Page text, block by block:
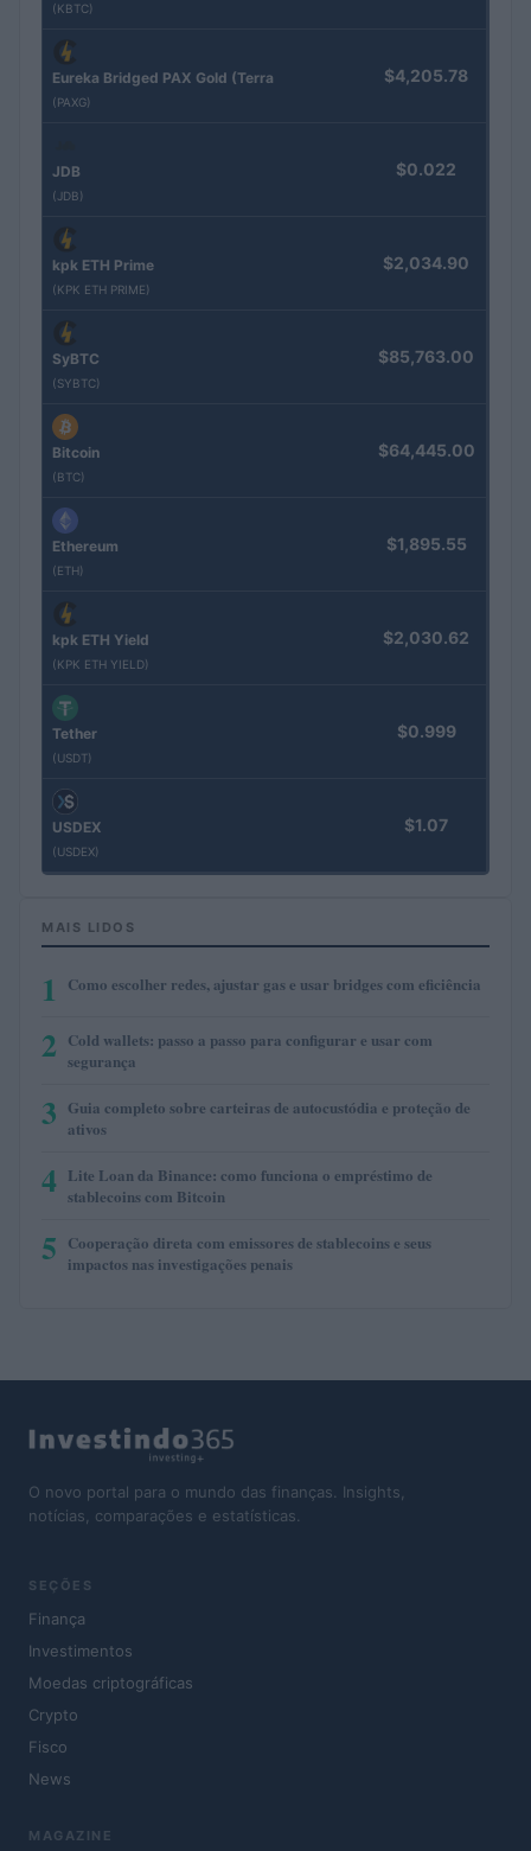
(KBTC)
Eureka Bridged PAX Gold (Terra
(PAXG)
$4,205.78
JDB
(JDB)
$0.022
kpk ETH Prime
(KPK ETH PRIME)
$2,034.90
SyBTC
(SYBTC)
$85,763.00
Bitcoin
(BTC)
$64,445.00
Ethereum
(ETH)
$1,895.55
kpk ETH Yield
(KPK ETH YIELD)
$2,030.62
Tether
(USDT)
$0.999
USDEX
(USDEX)
$1.07
MAIS LIDOS
1 Como escolher redes, ajustar gas e usar bridges com eficiência
2 Cold wallets: passo a passo para configurar e usar com
segurança
3 Guia completo sobre carteiras de autocustódia e proteção de
ativos
4 Lite Loan da Binance: como funciona o empréstimo de
stablecoins com Bitcoin
5 Cooperação direta com emissores de stablecoins e seus
impactos nas investigações penais
O novo portal para o mundo das finanças. Insights,
notícias, comparações e estatísticas.
SEÇÕES
Finança
Investimentos
Moedas criptográficas
Crypto
Fisco
News
MAGAZINE